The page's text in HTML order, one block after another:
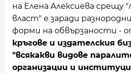
на Елена Алексиева
власт" е заради
форми на обвързаности -
кръгове и издателския
"всякакви видове
организации и